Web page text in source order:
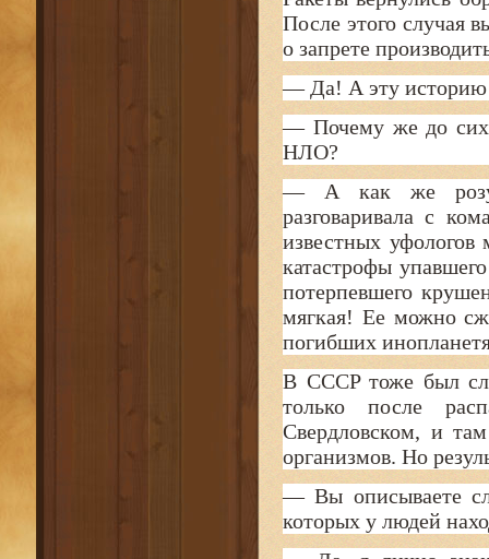
После этого случая
о запрете
— Да! А эту историю
— Почему же до сих
НЛО?
— А как же
разговаривала с
известных
катастрофы
потерпевшего
мягкая! Ее можно
погибших
В CCCP тоже был
только после
Свердловском, и
организмов. Но
— Вы описываете
которых у людей